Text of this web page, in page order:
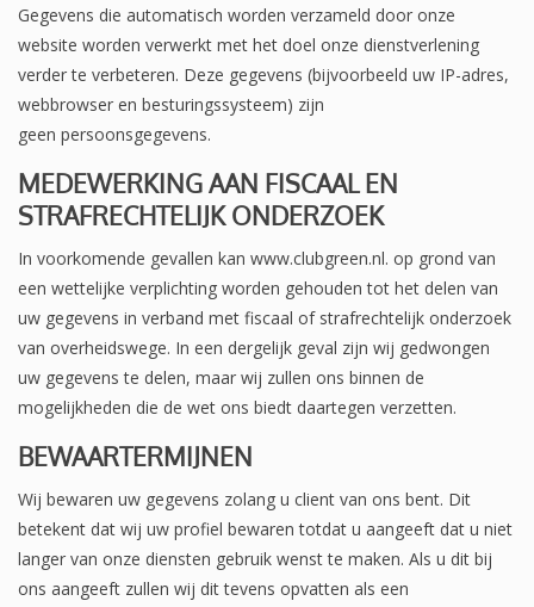
Gegevens die automatisch worden verzameld door onze
website worden verwerkt met het doel onze dienstverlening
verder te verbeteren. Deze gegevens (bijvoorbeeld uw IP-adres,
webbrowser en besturingssysteem) zijn
geen persoonsgegevens.
MEDEWERKING AAN FISCAAL EN
STRAFRECHTELIJK ONDERZOEK
In voorkomende gevallen kan www.clubgreen.nl. op grond van
een wettelijke verplichting worden gehouden tot het delen van
uw gegevens in verband met fiscaal of strafrechtelijk onderzoek
van overheidswege. In een dergelijk geval zijn wij gedwongen
uw gegevens te delen, maar wij zullen ons binnen de
mogelijkheden die de wet ons biedt daartegen verzetten.
BEWAARTERMIJNEN
Wij bewaren uw gegevens zolang u client van ons bent. Dit
betekent dat wij uw profiel bewaren totdat u aangeeft dat u niet
langer van onze diensten gebruik wenst te maken. Als u dit bij
ons aangeeft zullen wij dit tevens opvatten als een